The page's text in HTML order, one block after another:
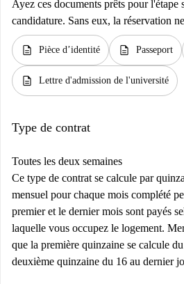
Ayez ces documents prêts pour l'étape
candidature. Sans eux, la réservation
description Pièce d’identité description Passeport
description Lettre d'admission de l'université
Type de contrat
Toutes les deux semaines
Ce type de contrat se calcule par
mensuel pour chaque mois complété
premier et le dernier mois sont payés
laquelle vous occupez le logement.
que la première quinzaine se calcule
deuxième quinzaine du 16 au dernier